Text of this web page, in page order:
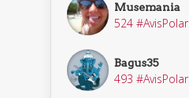
Musemania
524 #AvisPolar
Bagus35
493 #AvisPolar